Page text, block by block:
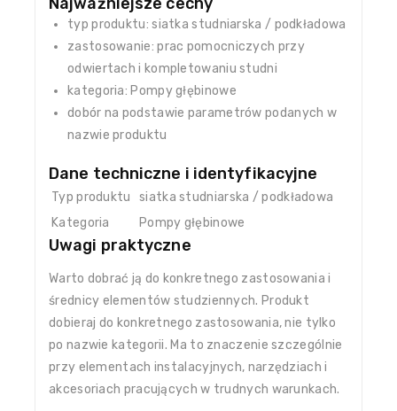
typ produktu: siatka studniarska / podkładowa
zastosowanie: prac pomocniczych przy
odwiertach i kompletowaniu studni
kategoria: Pompy głębinowe
dobór na podstawie parametrów podanych w
nazwie produktu
Dane techniczne i identyfikacyjne
Typ produktu
siatka studniarska / podkładowa
Kategoria
Pompy głębinowe
Uwagi praktyczne
Warto dobrać ją do konkretnego zastosowania i
średnicy elementów studziennych. Produkt
dobieraj do konkretnego zastosowania, nie tylko
po nazwie kategorii. Ma to znaczenie szczególnie
przy elementach instalacyjnych, narzędziach i
akcesoriach pracujących w trudnych warunkach.